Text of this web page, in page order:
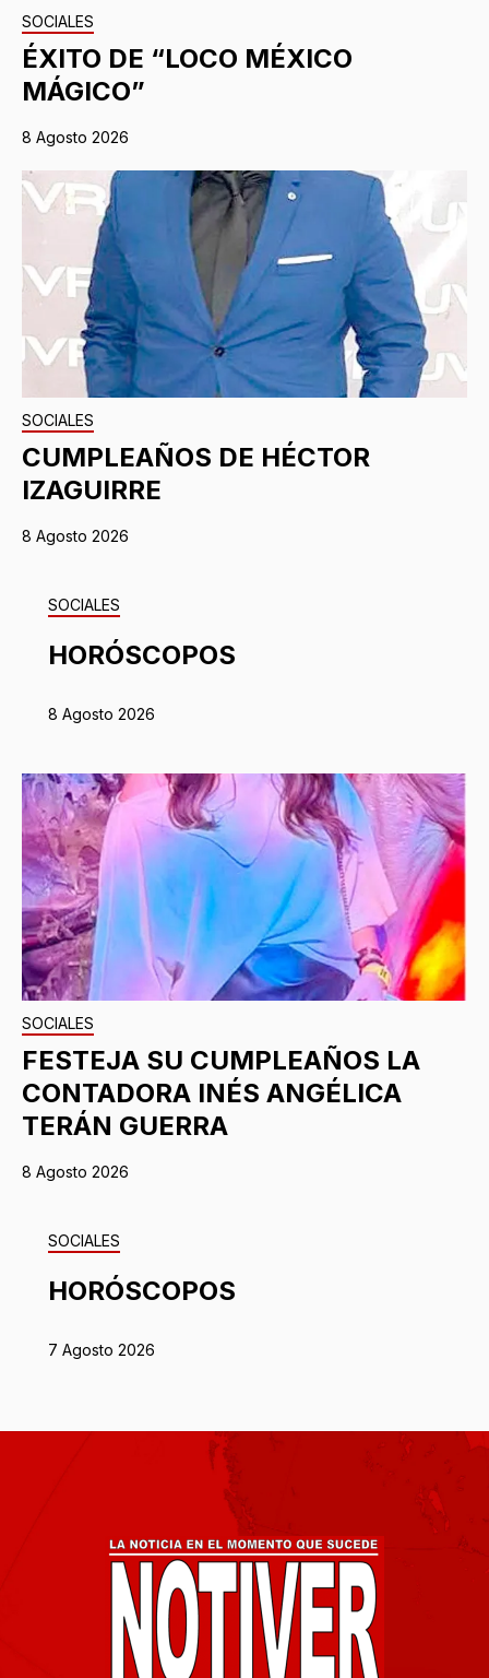
SOCIALES
ÉXITO DE “LOCO MÉXICO
MÁGICO”
8 Agosto 2026
SOCIALES
CUMPLEAÑOS DE HÉCTOR
IZAGUIRRE
8 Agosto 2026
SOCIALES
HORÓSCOPOS
8 Agosto 2026
SOCIALES
FESTEJA SU CUMPLEAÑOS LA
CONTADORA INÉS ANGÉLICA
TERÁN GUERRA
8 Agosto 2026
SOCIALES
HORÓSCOPOS
7 Agosto 2026